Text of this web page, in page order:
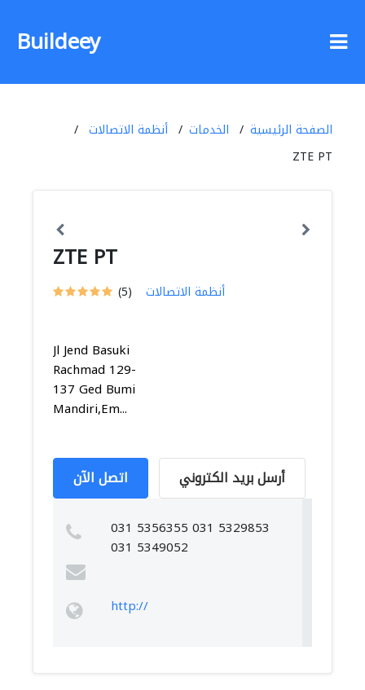
Buildeey
الصفحة الرئيسية الخدمات
أنظمة الاتصالات
ZTE PT
ZTE PT
(5) أنظمة الاتصالات
Jl Jend Basuki
Rachmad 129-
137 Ged Bumi
Mandiri,Em...
اتصل الآن أرسل بريد الكتروني
031 5356355 031 5329853
031 5349052
http://